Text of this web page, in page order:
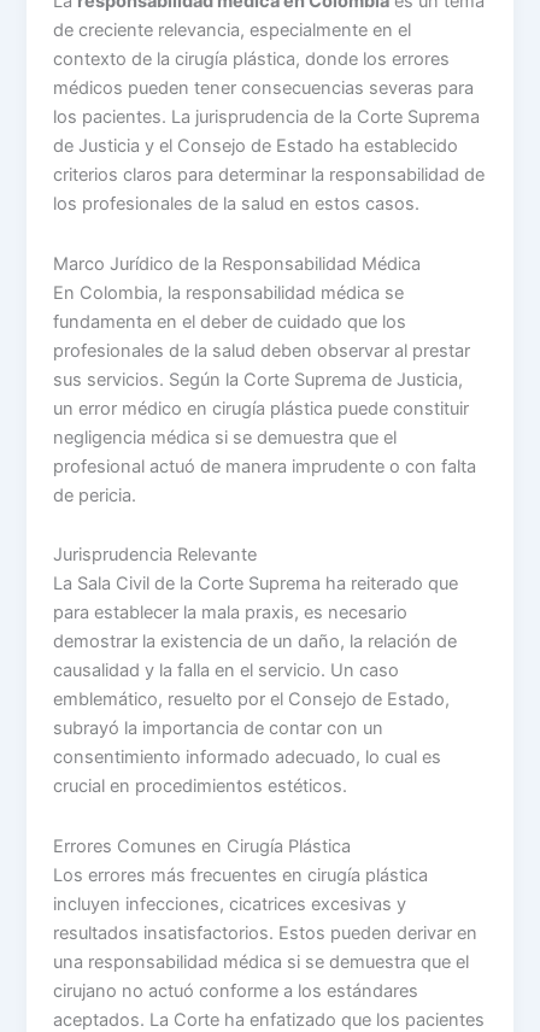
de creciente relevancia, especialmente en el
contexto de la cirugía plástica, donde los errores
médicos pueden tener consecuencias severas para
los pacientes. La jurisprudencia de la Corte Suprema
de Justicia y el Consejo de Estado ha establecido
criterios claros para determinar la responsabilidad de
los profesionales de la salud en estos casos.
Marco Jurídico de la Responsabilidad Médica
En Colombia, la responsabilidad médica se
fundamenta en el deber de cuidado que los
profesionales de la salud deben observar al prestar
sus servicios. Según la Corte Suprema de Justicia,
un error médico en cirugía plástica puede constituir
negligencia médica si se demuestra que el
profesional actuó de manera imprudente o con falta
de pericia.
Jurisprudencia Relevante
La Sala Civil de la Corte Suprema ha reiterado que
para establecer la mala praxis, es necesario
demostrar la existencia de un daño, la relación de
causalidad y la falla en el servicio. Un caso
emblemático, resuelto por el Consejo de Estado,
subrayó la importancia de contar con un
consentimiento informado adecuado, lo cual es
crucial en procedimientos estéticos.
Errores Comunes en Cirugía Plástica
Los errores más frecuentes en cirugía plástica
incluyen infecciones, cicatrices excesivas y
resultados insatisfactorios. Estos pueden derivar en
una responsabilidad médica si se demuestra que el
cirujano no actuó conforme a los estándares
aceptados. La Corte ha enfatizado que los pacientes